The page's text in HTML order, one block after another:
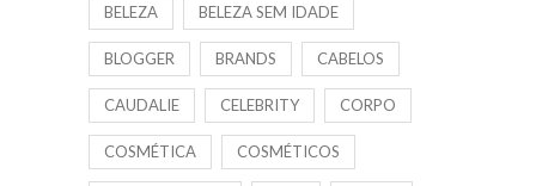
BELEZA BELEZA SEM IDADE
BLOGGER BRANDS CABELOS
CAUDALIE CELEBRITY CORPO
COSMÉTICA COSMÉTICOS